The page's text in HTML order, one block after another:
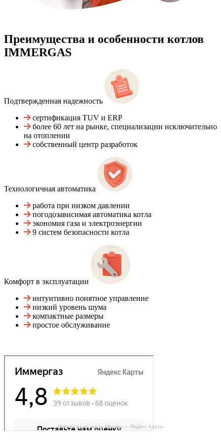
Преимущества и особенности котлов
IMMERGAS
Подтвержденная надежность
сертификация TUV и ERP
более 60 лет на рынке, специализации исключительно
на отоплении
собственный центр разработок
Технологичная автоматика
работа при низком давлении
погодозависимая автоматика котла
экономия газа и электроэнергии
9 систем безопасности котла
Комфорт в эксплуатации
интуитивно понятное управление
низкий уровень шума
компактные размеры
простое обслуживание
Иммергаз на карте Москвы — Яндекс Карты